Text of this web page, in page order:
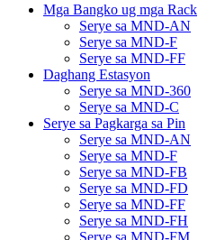
Mga Bangko ug mga Rack
Serye sa MND-AN
Serye sa MND-F
Serye sa MND-FF
Daghang Estasyon
Serye sa MND-360
Serye sa MND-C
Serye sa Pagkarga sa Pin
Serye sa MND-AN
Serye sa MND-F
Serye sa MND-FB
Serye sa MND-FD
Serye sa MND-FF
Serye sa MND-FH
Serye sa MND-FM